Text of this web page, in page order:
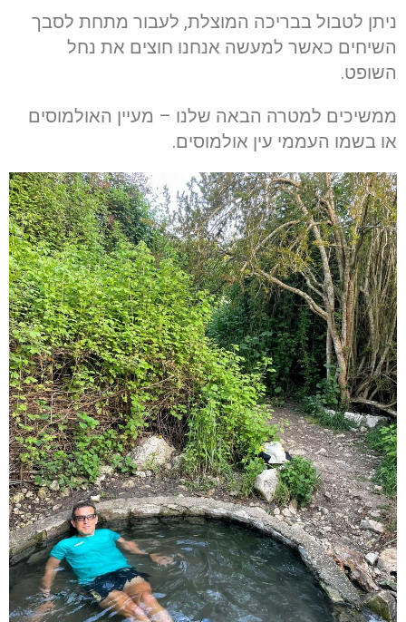
ניתן לטבול בבריכה המוצלת, לעבור מתחת לסבך
השיחים כאשר למעשה אנחנו חוצים את נחל
השופט.
ממשיכים למטרה הבאה שלנו – מעיין האולמוסים
או בשמו העממי עין אולמוסים.